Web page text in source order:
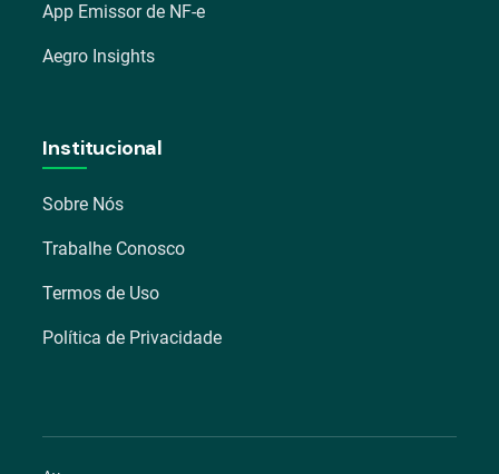
App Emissor de NF-e
Aegro Insights
Institucional
Sobre Nós
Trabalhe Conosco
Termos de Uso
Política de Privacidade